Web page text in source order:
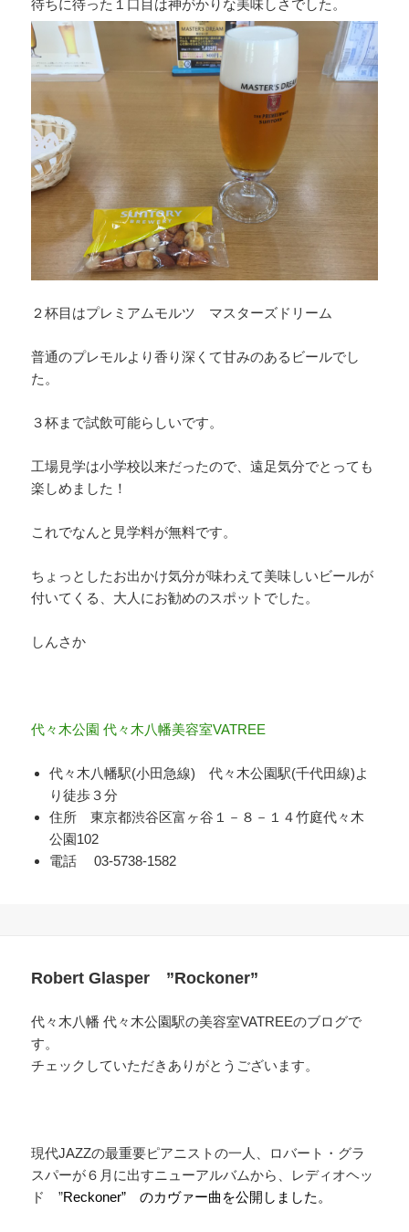
待ちに待った１口目は神がかりな美味しさでした。
２杯目はプレミアムモルツ マスターズドリーム
普通のプレモルより香り深くて甘みのあるビールでし
た。
３杯まで試飲可能らしいです。
工場見学は小学校以来だったので、遠足気分でとっても
楽しめました！
これでなんと見学料が無料です。
ちょっとしたお出かけ気分が味わえて美味しいビールが
付いてくる、大人にお勧めのスポットでした。
しんさか
代々木公園 代々木八幡美容室VATREE
代々木八幡駅(小田急線) 代々木公園駅(千代田線)よ
り徒歩３分
住所 東京都渋谷区富ヶ谷１－８－１４竹庭代々木
公園102
電話 03-5738-1582
Robert Glasper ”Rockoner”
代々木八幡 代々木公園駅の美容室VATREEのブログで
す。
チェックしていただきありがとうございます。
現代JAZZの最重要ピアニストの一人、ロバート・グラ
スパーが６月に出すニューアルバムから、 レディオヘッ
ド ”Reckoner” のカヴァー曲を公開しました。